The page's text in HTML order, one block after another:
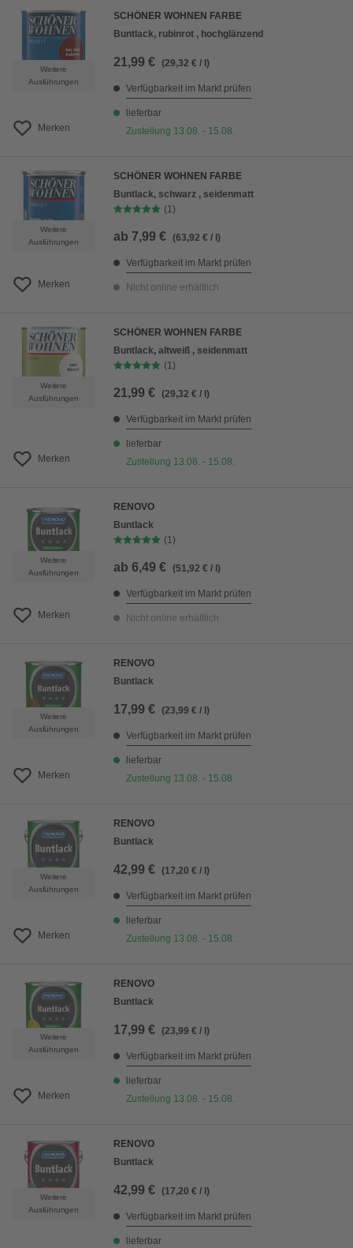
Weitere
Ausführungen
Merken
SCHÖNER WOHNEN FARBE
Buntlack, rubinrot , hochglänzend
21,99 € (29,32 € / l)
Verfügbarkeit im Markt prüfen
lieferbar
Zustellung 13.08. - 15.08.
Weitere
Ausführungen
Merken
SCHÖNER WOHNEN FARBE
Buntlack, schwarz , seidenmatt
(1)
ab 7,99 € (63,92 € / l)
Verfügbarkeit im Markt prüfen
Nicht online erhältlich
Weitere
Ausführungen
Merken
SCHÖNER WOHNEN FARBE
Buntlack, altweiß , seidenmatt
(1)
21,99 € (29,32 € / l)
Verfügbarkeit im Markt prüfen
lieferbar
Zustellung 13.08. - 15.08.
Weitere
Ausführungen
Merken
RENOVO
Buntlack
(1)
ab 6,49 € (51,92 € / l)
Verfügbarkeit im Markt prüfen
Nicht online erhältlich
Weitere
Ausführungen
Merken
RENOVO
Buntlack
17,99 € (23,99 € / l)
Verfügbarkeit im Markt prüfen
lieferbar
Zustellung 13.08. - 15.08.
Weitere
Ausführungen
Merken
RENOVO
Buntlack
42,99 € (17,20 € / l)
Verfügbarkeit im Markt prüfen
lieferbar
Zustellung 13.08. - 15.08.
Weitere
Ausführungen
Merken
RENOVO
Buntlack
17,99 € (23,99 € / l)
Verfügbarkeit im Markt prüfen
lieferbar
Zustellung 13.08. - 15.08.
Weitere
Ausführungen
RENOVO
Buntlack
42,99 € (17,20 € / l)
Verfügbarkeit im Markt prüfen
lieferbar